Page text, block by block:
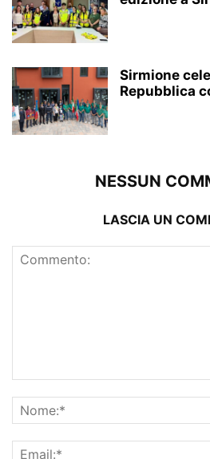
Sirmione
Repubblica
NESSUN
LASCIA UN